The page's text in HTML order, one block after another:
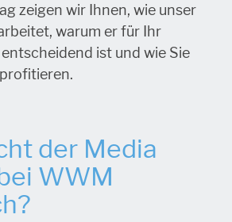
zeigen wir Ihnen, wie unser
warum er für Ihr
ist und wie Sie
der Media
WWM